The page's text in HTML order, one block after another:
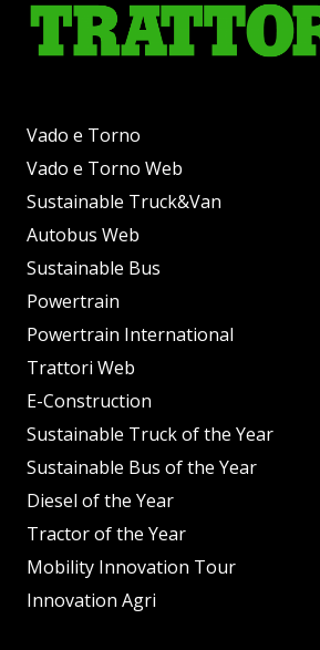
Vado e Torno
Vado e Torno Web
Sustainable Truck&Van
Autobus Web
Sustainable Bus
Powertrain
Powertrain International
Trattori Web
E-Construction
Sustainable Truck of the Year
Sustainable Bus of the Year
Diesel of the Year
Tractor of the Year
Mobility Innovation Tour
Innovation Agri